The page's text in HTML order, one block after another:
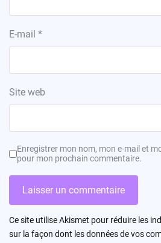
E-mail *
Site web
Enregistrer mon nom, mon e-mail et
pour mon prochain commentaire.
Ce site utilise Akismet pour réduire les
sur la façon dont les données de vos